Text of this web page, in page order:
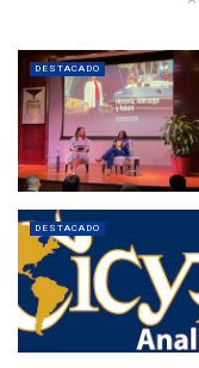
DESTACADO
DESTACADO